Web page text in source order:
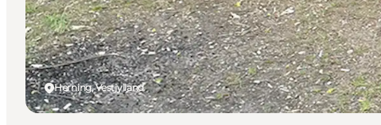
Herning, Vestjylland